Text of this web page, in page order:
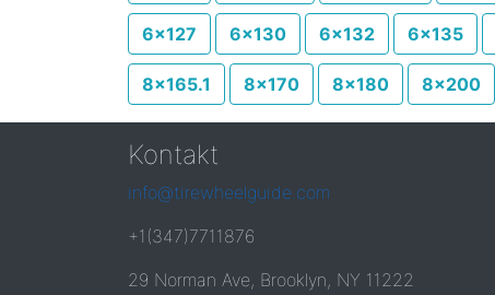
6x127 6x130 6x132 6x135
8x165.1 8x170 8x180 8x200
Kontakt
info@tirewheelguide.com
+1(347)7711876
29 Norman Ave, Brooklyn, NY 11222